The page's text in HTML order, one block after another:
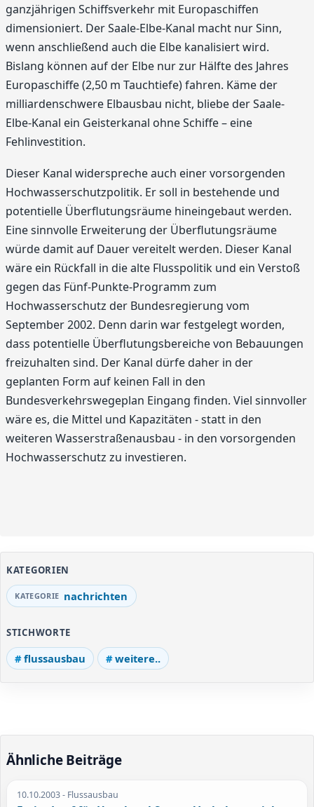
ganzjährigen Schiffsverkehr mit Europaschiffen
dimensioniert. Der Saale-Elbe-Kanal macht nur Sinn,
wenn anschließend auch die Elbe kanalisiert wird.
Bislang können auf der Elbe nur zur Hälfte des Jahres
Europaschiffe (2,50 m Tauchtiefe) fahren. Käme der
milliardenschwere Elbausbau nicht, bliebe der Saale-
Elbe-Kanal ein Geisterkanal ohne Schiffe – eine
Fehlinvestition.
Dieser Kanal widerspreche auch einer vorsorgenden
Hochwasserschutzpolitik. Er soll in bestehende und
potentielle Überflutungsräume hineingebaut werden.
Eine sinnvolle Erweiterung der Überflutungsräume
würde damit auf Dauer vereitelt werden. Dieser Kanal
wäre ein Rückfall in die alte Flusspolitik und ein Verstoß
gegen das Fünf-Punkte-Programm zum
Hochwasserschutz der Bundesregierung vom
September 2002. Denn darin war festgelegt worden,
dass potentielle Überflutungsbereiche von Bebauungen
freizuhalten sind. Der Kanal dürfe daher in der
geplanten Form auf keinen Fall in den
Bundesverkehrswegeplan Eingang finden. Viel sinnvoller
wäre es, die Mittel und Kapazitäten - statt in den
weiteren Wasserstraßenausbau - in den vorsorgenden
Hochwasserschutz zu investieren.
KATEGORIEN
nachrichten
STICHWORTE
flussausbau weitere..
Ähnliche Beiträge
10.10.2003- Flussausbau